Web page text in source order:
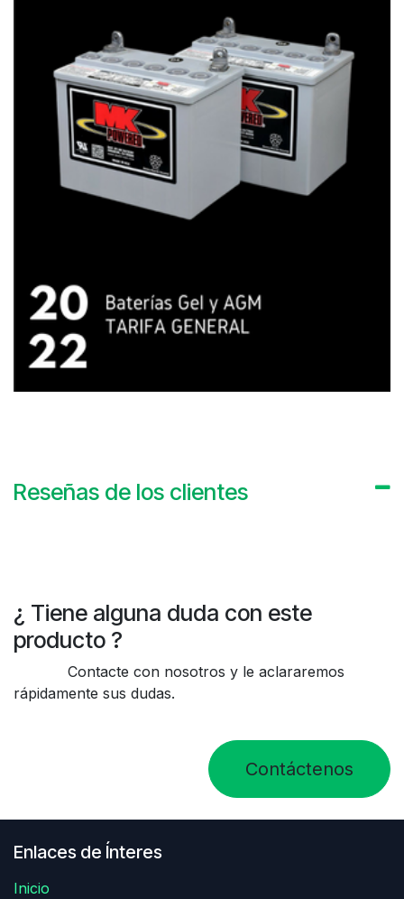
Reseñas de los clientes
¿ Tiene alguna duda con este
producto ?
Contacte con nosotros y le aclararemos
rápidamente sus dudas.
Contáctenos
Enlaces de Ínteres
Inicio